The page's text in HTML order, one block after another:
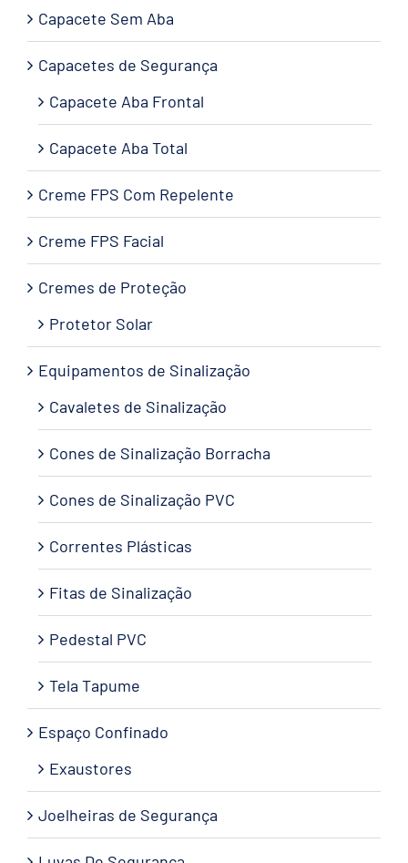
Capacete Sem Aba
Capacetes de Segurança
Capacete Aba Frontal
Capacete Aba Total
Creme FPS Com Repelente
Creme FPS Facial
Cremes de Proteção
Protetor Solar
Equipamentos de Sinalização
Cavaletes de Sinalização
Cones de Sinalização Borracha
Cones de Sinalização PVC
Correntes Plásticas
Fitas de Sinalização
Pedestal PVC
Tela Tapume
Espaço Confinado
Exaustores
Joelheiras de Segurança